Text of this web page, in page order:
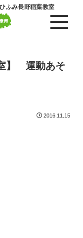
ふみ長野稲葉教室
】 運動あそ
2016.11.15